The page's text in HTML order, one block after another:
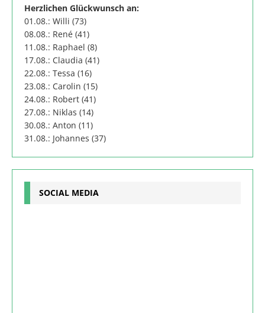
Herzlichen Glückwunsch an:
01.08.: Willi (73)
08.08.: René (41)
11.08.: Raphael (8)
17.08.: Claudia (41)
22.08.: Tessa (16)
23.08.: Carolin (15)
24.08.: Robert (41)
27.08.: Niklas (14)
30.08.: Anton (11)
31.08.: Johannes (37)
SOCIAL MEDIA